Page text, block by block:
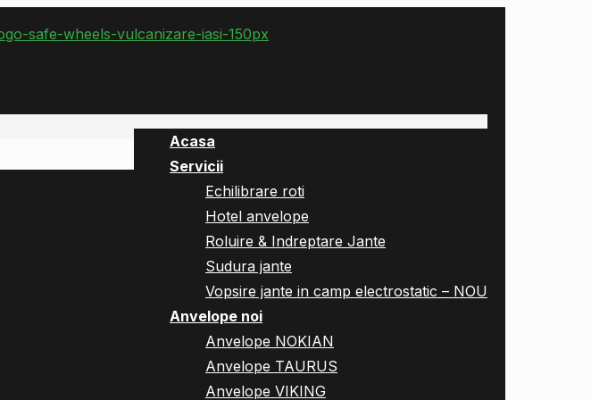
Acasa
Servicii
Echilibrare roti
Hotel anvelope
Roluire & Indreptare Jante
Sudura jante
Vopsire jante in camp electrostatic – NOU
Anvelope noi
Anvelope NOKIAN
Anvelope TAURUS
Anvelope VIKING